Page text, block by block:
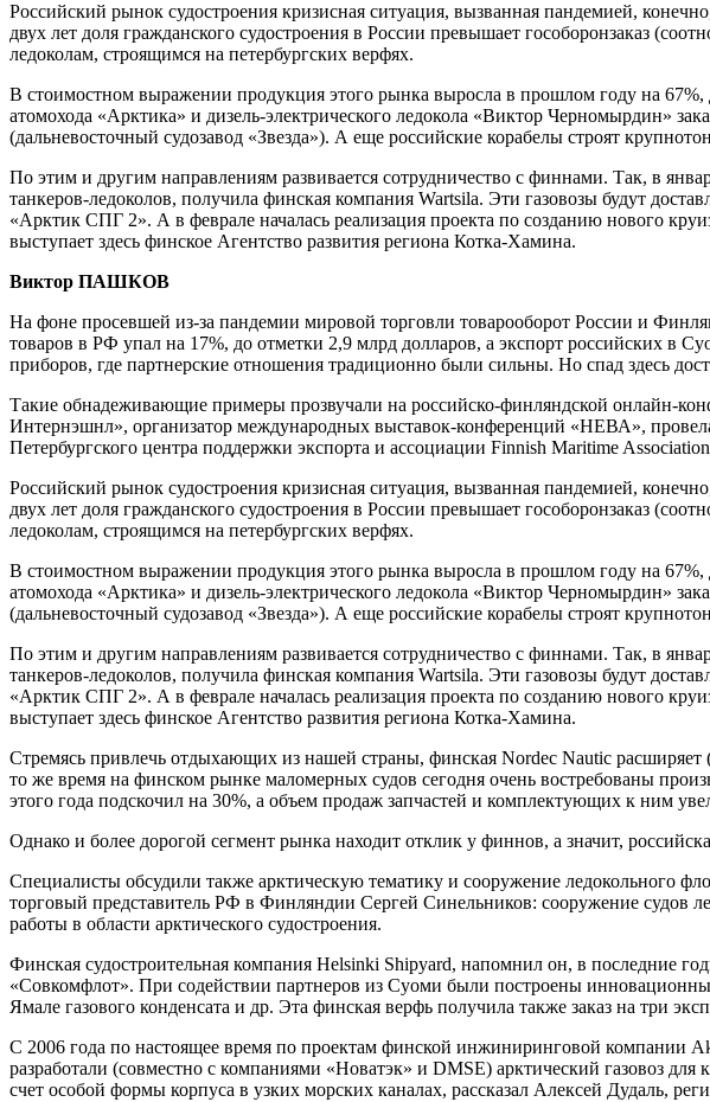
Российский рынок судостроения кризисная ситуация, вызванная пандемией,
двух лет доля гражданского судостроения в России превышает гособоронзаказ
ледоколам, строящимся на петербургских верфях.
В стоимостном выражении продукция этого рынка выросла в прошлом году на
атомохода «Арктика» и дизель-электрического ледокола «Виктор Черномырдин»
(дальневосточный судозавод «Звезда»). А еще российские корабелы строят
По этим и другим направлениям развивается сотрудничество с финнами. Так, в
танкеров-ледоколов, получила финская компания Wartsila. Эти газовозы будут
«Арктик СПГ 2». А в феврале началась реализация проекта по созданию нового
выступает здесь финское Агентство развития региона Котка-Хамина.
Виктор ПАШКОВ
На фоне просевшей из-за пандемии мировой торговли товарооборот России и
товаров в РФ упал на 17%, до отметки 2,9 млрд долларов, а экспорт российских в
приборов, где партнерские отношения традиционно были сильны. Но спад здесь
Такие обнадеживающие примеры прозвучали на российско-финляндской онлайн-
Интернэшнл», организатор международных выставок-конференций «НЕВА»,
Петербургского центра поддержки экспорта и ассоциации Finnish Maritime
Российский рынок судостроения кризисная ситуация, вызванная пандемией,
двух лет доля гражданского судостроения в России превышает гособоронзаказ
ледоколам, строящимся на петербургских верфях.
В стоимостном выражении продукция этого рынка выросла в прошлом году на
атомохода «Арктика» и дизель-электрического ледокола «Виктор Черномырдин»
(дальневосточный судозавод «Звезда»). А еще российские корабелы строят
По этим и другим направлениям развивается сотрудничество с финнами. Так, в
танкеров-ледоколов, получила финская компания Wartsila. Эти газовозы будут
«Арктик СПГ 2». А в феврале началась реализация проекта по созданию нового
выступает здесь финское Агентство развития региона Котка-Хамина.
Стремясь привлечь отдыхающих из нашей страны, финская Nordec Nautic
то же время на финском рынке маломерных судов сегодня очень востребованы
этого года подскочил на 30%, а объем продаж запчастей и комплектующих к ним
Однако и более дорогой сегмент рынка находит отклик у финнов, а значит,
Специалисты обсудили также арктическую тематику и сооружение ледокольного
торговый представитель РФ в Финляндии Сергей Синельников: сооружение судов
работы в области арктического судостроения.
Финская судостроительная компания Helsinki Shipyard, напомнил он, в последние
«Совкомфлот». При содействии партнеров из Суоми были построены
Ямале газового конденсата и др. Эта финская верфь получила также заказ на три
С 2006 года по настоящее время по проектам финской инжиниринговой компании
разработали (совместно с компаниями «Новатэк» и DMSE) арктический газовоз
счет особой формы корпуса в узких морских каналах, рассказал Алексей Дудаль,